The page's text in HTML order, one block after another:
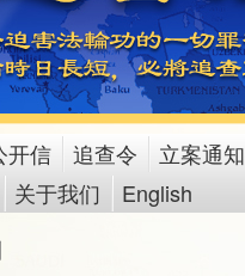
开信 追查令 立案通知
关于我们 English